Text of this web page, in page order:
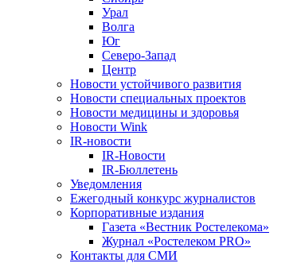
Урал
Волга
Юг
Северо-Запад
Центр
Новости устойчивого развития
Новости специальных проектов
Новости медицины и здоровья
Новости Wink
IR-новости
IR-Новости
IR-Бюллетень
Уведомления
Ежегодный конкурс журналистов
Корпоративные издания
Газета «Вестник Ростелекома»
Журнал «Ростелеком PRO»
Контакты для СМИ